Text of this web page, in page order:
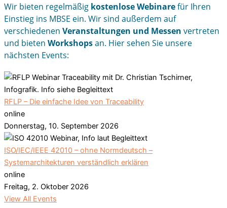
Wir bieten regelmäßig kostenlose Webinarefür Ihren
Einstieg ins MBSE ein. Wir sind außerdem auf
verschiedenen Veranstaltungen und Messen vertreten
und bieten Workshopsan. Hier sehen Sie unsere
nächsten Events:
RFLP – Die einfache Idee von Traceability
online
Donnerstag, 10. September 2026
ISO/IEC/IEEE 42010 – ohne Normdeutsch –
Systemarchitekturen verständlich erklären
online
Freitag, 2. Oktober 2026
View All Events